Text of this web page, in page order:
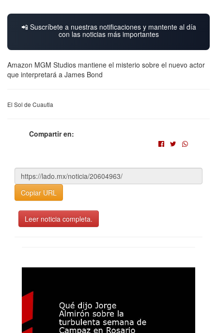
📲 Suscríbete a nuestras notificaciones y mantente al día
con las noticias más importantes
Amazon MGM Studios mantiene el misterio sobre el nuevo actor
que interpretará a James Bond
El Sol de Cuautla
Compartir en:
Copiar URL
Leer noticia completa.